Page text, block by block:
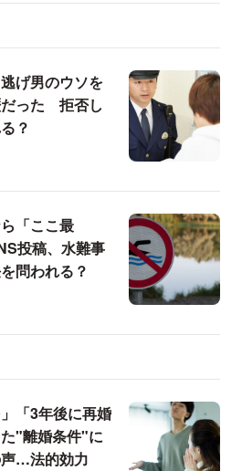
げ男のウソを
だった 拒否し
？
「ここ最
投稿、水難事
問われる？
「3年後に再婚
"離婚条件"に
声…法的効力